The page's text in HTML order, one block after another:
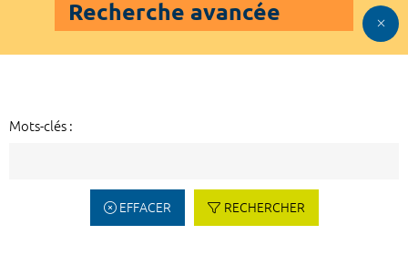
Recherche avancée
Mots-clés :
EFFACER RECHERCHER